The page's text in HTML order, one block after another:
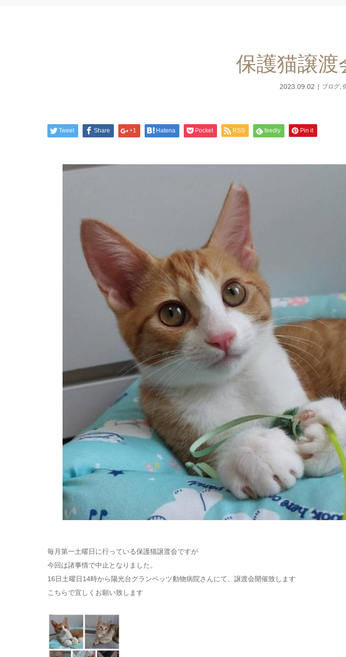
保護猫譲渡
2023.09.02 ブログ,
Tweet Share +1 Hatena Pocket RSS feedly Pin it
毎月第一土曜日に行っている保護猫譲渡会ですが
今回は諸事情で中止となりました。
16日土曜日14時から陽光台グランペッツ動物病院さんにて、譲渡会開催致します
こちらで宜しくお願い致します